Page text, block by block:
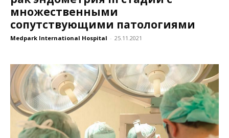
множественными
сопутствующими патологиями
Medpark International Hospital - 25.11.2021